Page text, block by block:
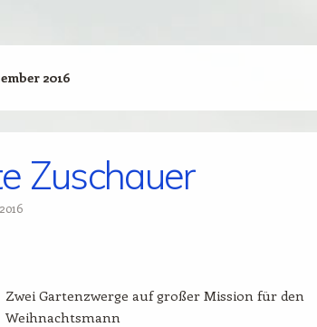
2016
Zuschauer
Zwei Gartenzwerge auf großer Mission für den
Weihnachtsmann